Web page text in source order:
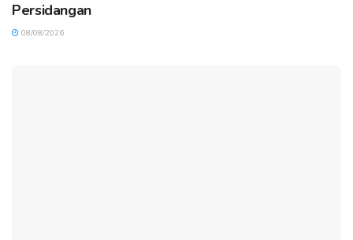
Persidangan
08/08/2026